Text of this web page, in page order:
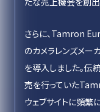
さらに、Tamron
のカメラレンズメー
を導入しました。伝
売を行っていた
ウェブサイトに頻繁